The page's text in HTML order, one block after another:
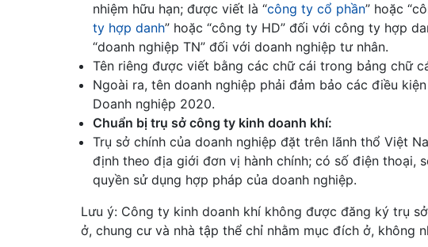
nhiệm hữu hạn; được viết là “công ty cổ phần” hoặc
ty hợp danh” hoặc “công ty HD” đối với công ty hợp
“doanh nghiệp TN” đối với doanh nghiệp tư nhân.
Tên riêng được viết bằng các chữ cái trong bảng chữ
Ngoài ra, tên doanh nghiệp phải đảm bảo các điều
Doanh nghiệp 2020.
Chuẩn bị trụ sở công ty kinh doanh khí:
Trụ sở chính của doanh nghiệp đặt trên lãnh thổ Việt
định theo địa giới đơn vị hành chính; có số điện thoại,
quyền sử dụng hợp pháp của doanh nghiệp.
Lưu ý: Công ty kinh doanh khí không được đăng ký trụ
ở, chung cư và nhà tập thể chỉ nhằm mục đích ở, không